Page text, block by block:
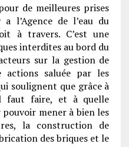
de meilleures prises
l’Agence de l’eau du
à travers. C’est une
interdites au bord du
sur la gestion de
actions saluée par les
soulignent que grâce à
faut faire, et à quelle
mener à bien les
la construction de
des briques et le